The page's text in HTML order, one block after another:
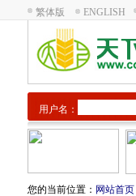
繁体版 ENGLISH
用户名：
您的当前位置： 网站首页